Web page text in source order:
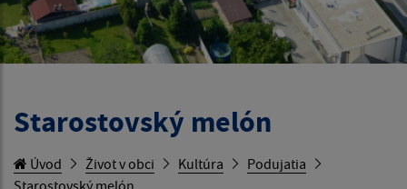
Starostovský melón
Úvod Život v obci Kultúra
Podujatia
Starostovský melón